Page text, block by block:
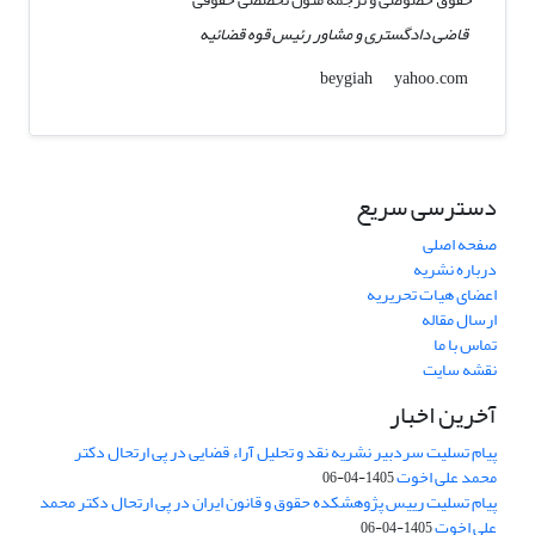
قاضی دادگستری و مشاور رئیس قوه قضائیه
beygiah
yahoo.com
دسترسی سریع
صفحه اصلی
درباره نشریه
اعضای هیات تحریریه
ارسال مقاله
تماس با ما
نقشه سایت
آخرین اخبار
پیام تسلیت سردبیر نشریه نقد و تحلیل آراء قضایی در پی ارتحال دکتر
محمد علی اخوت1405-04-06
پیام تسلیت رییس پژوهشکده حقوق و قانون ایران در پی ارتحال دکتر محمد
علی اخوت1405-04-06